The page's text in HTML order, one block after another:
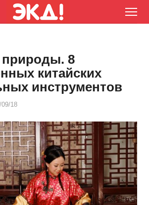
природы. 8
китайских
инструментов
09/18